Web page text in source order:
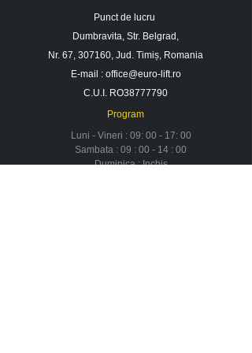
Punct de lucru
Dumbravita, Str. Belgrad,
Nr. 67, 307160, Jud. Timiș, Romania
E-mail : office@euro-lift.ro
C.U.I. RO38777790
Program
Luni - Vineri : 09: 00 - 17: 00
Sambata : 09 : 00 - 14 : 00
Duminica : Inchis